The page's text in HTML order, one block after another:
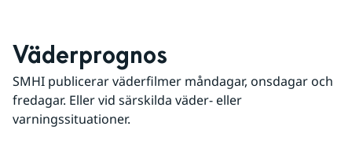
Väderprognos
SMHI publicerar väderfilmer måndagar, onsdagar och
fredagar. Eller vid särskilda väder- eller
varningssituationer.